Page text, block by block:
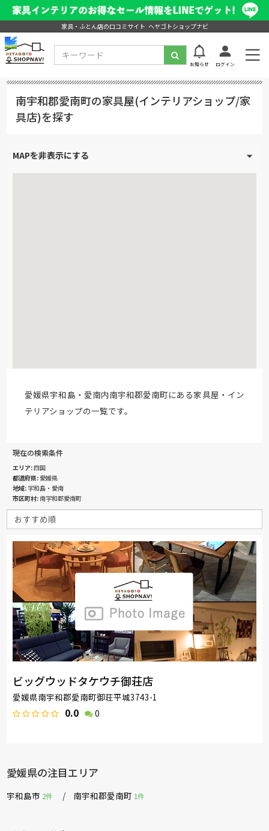
家具・ふとん店の口コミサイト ヘヤゴトショップナビ
お知らせ ログイン
南宇和郡愛南町の家具屋(インテリアショップ/家
具店)を探す
愛媛県宇和島・愛南内南宇和郡愛南町にある家具屋・イン
テリアショップの一覧です。
現在の検索条件
エリア 四国
都道府県 愛媛県
地域 宇和島・愛南
市区町村 南宇和郡愛南町
ビッグウッドタケウチ御荘店
愛媛県南宇和郡愛南町御荘平城3743-1
0.0 0
愛媛県の注目エリア
宇和島市 2件 南宇和郡愛南町 1件